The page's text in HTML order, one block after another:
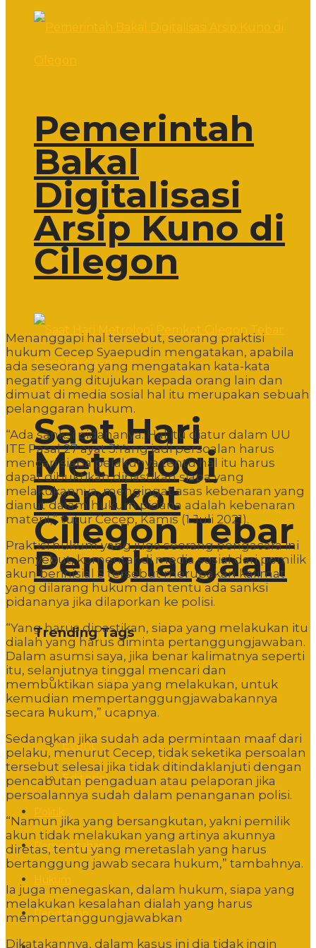
Pemerintah
Bakal
Digitalisasi
Arsip Kuno di
Cilegon
Saat Hari
Metrologi
Pemkot
Cilegon Tebar
Penghargaan
Trending Tags
Commentary
Featured
Event
Editorial
Pemerintahan
Pendidikan
Menanggapi hal tersebut, seorang praktisi
hukum Cecep Syaepudin mengatakan, apabila
ada seseorang yang mengatakan kata-kata
negatif yang ditujukan kepada orang lain dan
dimuat di media sosial hal itu merupakan sebuah
pelanggaran hukum.
“Ada sanksi pidananya. Hal itu diatur dalam UU
ITE Pasal 27 ayat 3.Yang jadi persoalan harus
mencari siapa pelakunya tentu hal itu harus
dapat dibuktikan,dipastikan siapa yang
melakukannya, mengingat asas kebenaran yang
dianut dalam hukum pidana adalah kebenaran
materil,” tutur Cecep, Kamis (1 Juli 2021).
Praktisi hukum yang juga seorang pengacara ini
menyebut, komentar di media sosial dari pemilik
akun berinisial S tersebut merupakan kalimat
yang dilarang hukum dan tentu ada sanksi
pidananya jika dilaporkan ke polisi.
“Yang harus dipastikan, siapa yang melakukan itu
dialah yang harus diminta pertanggungjawaban.
Dalam asumsi saya, jika benar kalimatnya seperti
itu, selanjutnya tinggal mencari dan
membuktikan siapa yang melakukan, untuk
kemudian mempertanggungjawabakannya
secara hukum,” ucapnya.
Sedangkan jika sudah ada permintaan maaf dari
pelaku, menurut Cecep, tidak seketika persoalan
tersebut selesai jika tidak ditindaklanjuti dengan
pencabutan pengaduan atau pelaporan jika
persoalannya sudah dalam penanganan polisi.
“Namun jika yang bersangkutan, yakni pemilik
akun tidak melakukan yang artinya akunnya
diretas, tentu yang meretaslah yang harus
bertanggung jawab secara hukum,” tambahnya.
Ia juga menegaskan, dalam hukum, siapa yang
melakukan kesalahan dialah yang harus
mempertanggungjawabkan
Dikatakannya, dalam kasus ini dia tidak ingin